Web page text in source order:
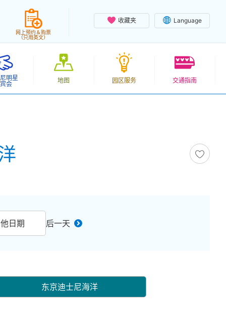
收藏夹 Language
网上预约＆购票
（只用英文）
明星
会
地图 园区服务 交通指南
日期 后一天
东京迪士尼海洋